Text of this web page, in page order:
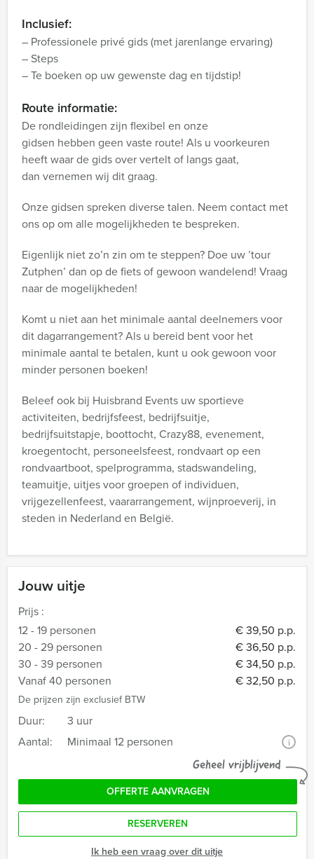
Jouw uitje
Prijs :
12 - 19 personen
€ 39,50 p.p.
20 - 29 personen
€ 36,50 p.p.
30 - 39 personen
€ 34,50 p.p.
Vanaf 40 personen
€ 32,50 p.p.
De prijzen zijn exclusief BTW
Duur:
3 uur
Aantal:
Minimaal 12 personen i
Geheel vrijblijvend
OFFERTE AANVRAGEN
RESERVEREN
Ik heb een vraag over dit uitje
Inclusief:
– Professionele privé gids (met jarenlange ervaring)
– Steps
– Te boeken op uw gewenste dag en tijdstip!
Route informatie:
De rondleidingen zijn flexibel en onze
gidsen hebben geen vaste route! Als u voorkeuren
heeft waar de gids over vertelt of langs gaat,
dan vernemen wij dit graag.
Onze gidsen spreken diverse talen. Neem contact met
ons op om alle mogelijkheden te bespreken.
Eigenlijk niet zo’n zin om te steppen? Doe uw ’tour
Zutphen’ dan op de fiets of gewoon wandelend! Vraag
naar de mogelijkheden!
Komt u niet aan het minimale aantal deelnemers voor
dit dagarrangement? Als u bereid bent voor het
minimale aantal te betalen, kunt u ook gewoon voor
minder personen boeken!
Beleef ook bij Huisbrand Events uw sportieve
activiteiten, bedrijfsfeest, bedrijfsuitje,
bedrijfsuitstapje, boottocht, Crazy88, evenement,
kroegentocht, personeelsfeest, rondvaart op een
rondvaartboot, spelprogramma, stadswandeling,
teamuitje, uitjes voor groepen of individuen,
vrijgezellenfeest, vaararrangement, wijnproeverij, in
steden in Nederland en België.